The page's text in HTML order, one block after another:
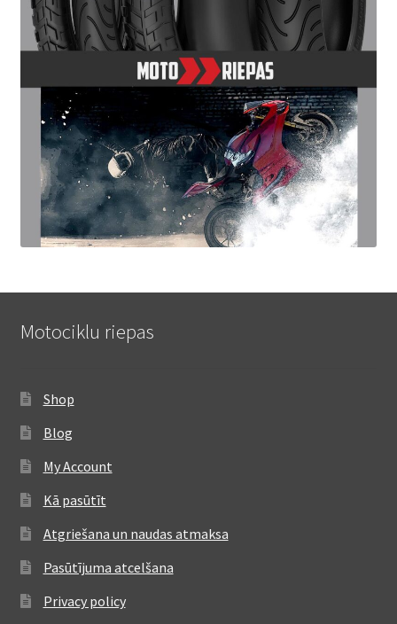
Motociklu riepas
Shop
Blog
My Account
Kā pasūtīt
Atgriešana un naudas atmaksa
Pasūtījuma atcelšana
Privacy policy